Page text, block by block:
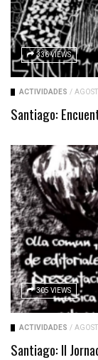
336 VIEWS
ACTIVIDADES /
Santiago:
305 VIEWS
ACTIVIDADES /
Santiago: II